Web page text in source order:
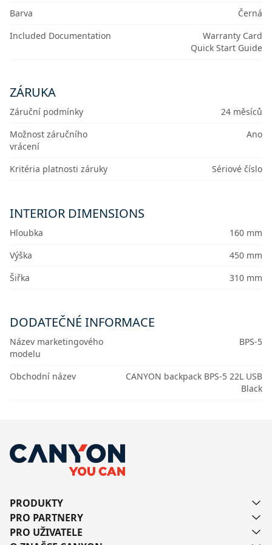
Barva
Černá
Included Documentation
Warranty Card
Quick Start Guide
ZÁRUKA
Záruční podmínky
24 měsíců
Možnost záručního
vrácení
Ano
Kritéria platnosti záruky Sériové číslo
INTERIOR DIMENSIONS
Hloubka
160 mm
Výška
450 mm
Šiřka
310 mm
DODATEČNÉ INFORMACE
Název marketingového
modelu
BPS-5
Obchodní název
CANYON backpack BPS-5 22L USB
Black
PRODUKTY
PRO PARTNERY
PRO UŽIVATELE